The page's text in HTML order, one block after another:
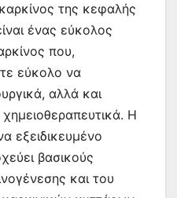
της κεφαλής
ένας εύκολος
που,
εύκολο να
αλλά και
Η
εξειδικευμένο
βασικούς
και του